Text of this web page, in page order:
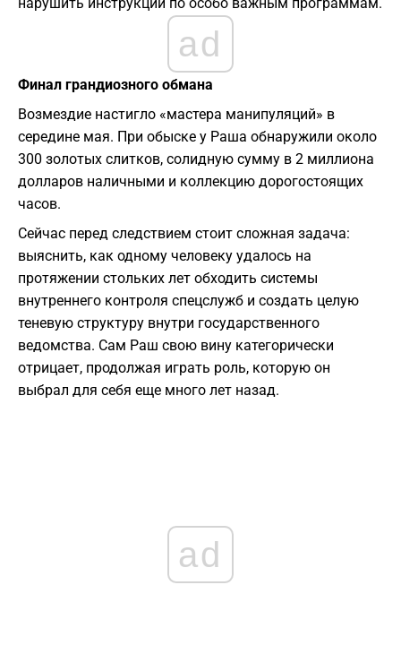
ad
​Финал грандиозного обмана
​Возмездие настигло «мастера манипуляций» в
середине мая. При обыске у Раша обнаружили около
300 золотых слитков, солидную сумму в 2 миллиона
долларов наличными и коллекцию дорогостоящих
часов.
​Сейчас перед следствием стоит сложная задача:
выяснить, как одному человеку удалось на
протяжении стольких лет обходить системы
внутреннего контроля спецслужб и создать целую
теневую структуру внутри государственного
ведомства. Сам Раш свою вину категорически
отрицает, продолжая играть роль, которую он
выбрал для себя еще много лет назад.
ad